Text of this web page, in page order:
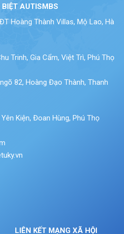
AUTISMBS
Hoàng Thành Villas, Mộ Lao, Hà
Trinh, Gia Cẩm, Việt Trì, Phú Thọ
82, Hoàng Đạo Thành, Thanh
Kiện, Đoan Hùng, Phú Thọ
LIÊN KẾT MẠNG XÃ HỘI